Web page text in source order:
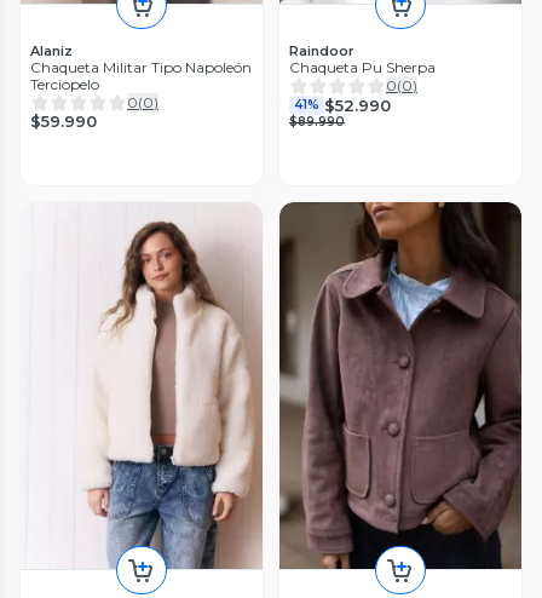
Alaniz
Chaqueta Militar Tipo Napoleón
Terciopelo
0(0)
$59.990
Raindoor
Chaqueta Pu Sherpa
0(0)
41% $52.990
$89.990